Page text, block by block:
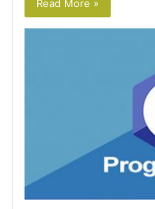
Read More »